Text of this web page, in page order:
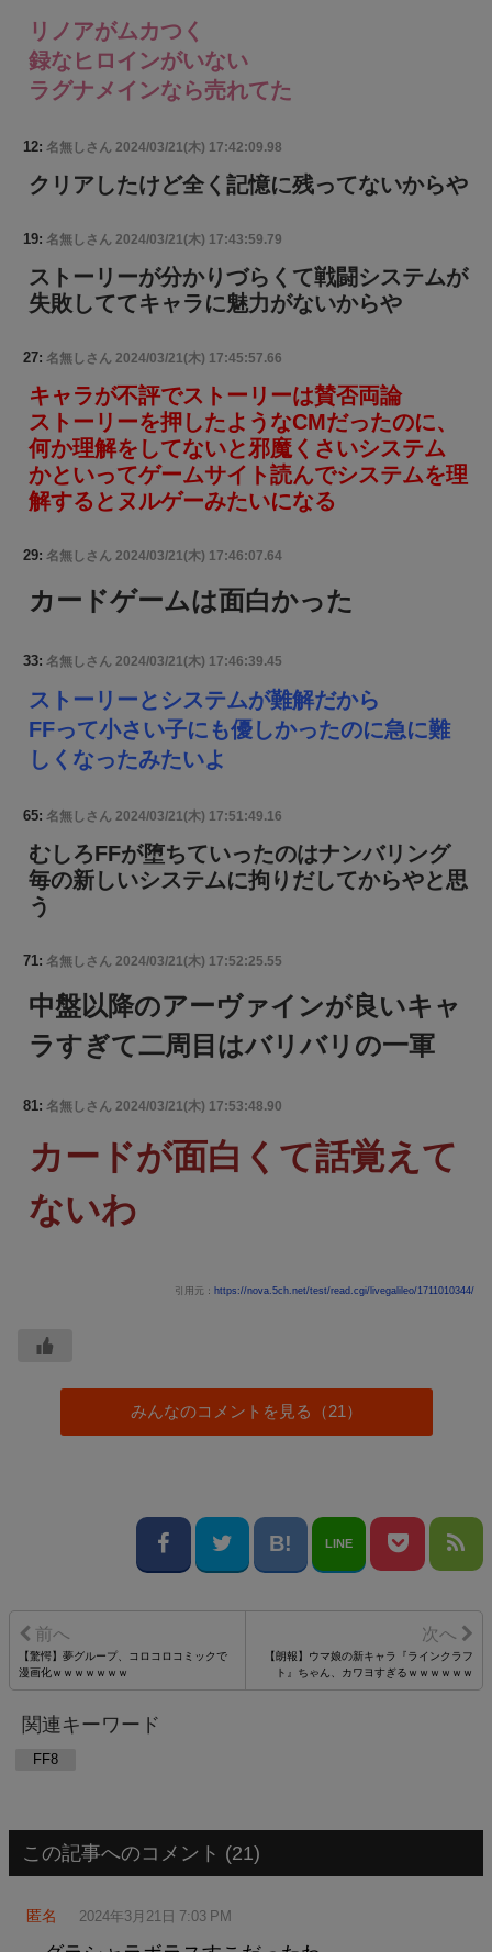
リノアがムカつく
録なヒロインがいない
ラグナメインなら売れてた
12: 名無しさん 2024/03/21(木) 17:42:09.98
クリアしたけど全く記憶に残ってないからや
19: 名無しさん 2024/03/21(木) 17:43:59.79
ストーリーが分かりづらくて戦闘システムが
失敗しててキャラに魅力がないからや
27: 名無しさん 2024/03/21(木) 17:45:57.66
キャラが不評でストーリーは賛否両論
ストーリーを押したようなCMだったのに、
何か理解をしてないと邪魔くさいシステム
かといってゲームサイト読んでシステムを理
解するとヌルゲーみたいになる
29: 名無しさん 2024/03/21(木) 17:46:07.64
カードゲームは面白かった
33: 名無しさん 2024/03/21(木) 17:46:39.45
ストーリーとシステムが難解だから
FFって小さい子にも優しかったのに急に難
しくなったみたいよ
65: 名無しさん 2024/03/21(木) 17:51:49.16
むしろFFが堕ちていったのはナンバリング
毎の新しいシステムに拘りだしてからやと思
う
71: 名無しさん 2024/03/21(木) 17:52:25.55
中盤以降のアーヴァインが良いキャ
ラすぎて二周目はバリバリの一軍
81: 名無しさん 2024/03/21(木) 17:53:48.90
カードが面白くて話覚えて
ないわ
引用元： https://nova.5ch.net/test/read.cgi/livegalileo/1711010344/
みんなのコメントを見る（21）
LINE
【驚愕】夢グループ、コロコロコミックで
漫画化ｗｗｗｗｗｗｗ
【朗報】ウマ娘の新キャラ『ラインクラフ
ト』ちゃん、カワヨすぎるｗｗｗｗｗｗ
関連キーワード
FF8
この記事へのコメント (21)
匿名 2024年3月21日 7:03 PM